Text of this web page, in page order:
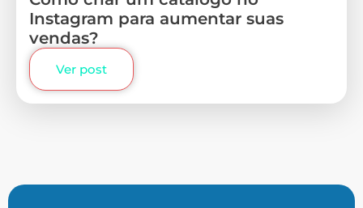
Instagram para aumentar suas
vendas?
Ver post